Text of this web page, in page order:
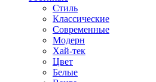
Стиль
Классические
Современные
Модерн
Хай-тек
Цвет
Белые